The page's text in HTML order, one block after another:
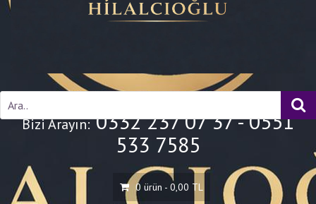
Bizi Arayın:0332 237 07 37 - 0551
533 7585
0 ürün - 0,00 TL